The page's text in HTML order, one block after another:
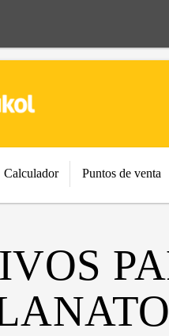
Calculador Puntos de venta